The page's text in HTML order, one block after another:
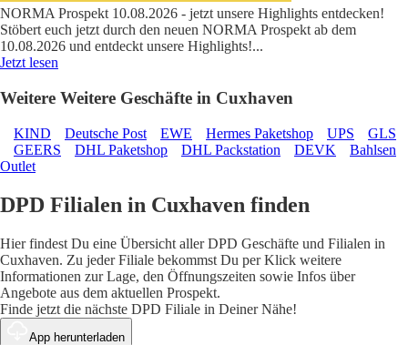
NORMA Prospekt 10.08.2026 - jetzt unsere Highlights entdecken!
Stöbert euch jetzt durch den neuen NORMA Prospekt ab dem
10.08.2026 und entdeckt unsere Highlights!...
Jetzt lesen
Weitere Weitere Geschäfte in Cuxhaven
KIND Deutsche Post EWE Hermes Paketshop UPS
GLS
GEERS
DHL Paketshop DHL Packstation DEVK
Bahlsen
Outlet
DPD Filialen in Cuxhaven finden
Hier findest Du eine Übersicht aller DPD Geschäfte und Filialen in
Cuxhaven. Zu jeder Filiale bekommst Du per Klick weitere
Informationen zur Lage, den Öffnungszeiten sowie Infos über
Angebote aus dem aktuellen Prospekt.
Finde jetzt die nächste DPD Filiale in Deiner Nähe!
App herunterladen